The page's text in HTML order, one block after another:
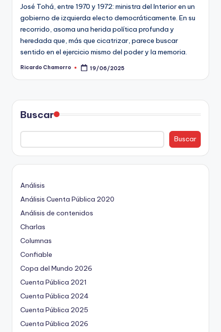
José Tohá, entre 1970 y 1972: ministra del Interior en un
gobierno de izquierda electo democráticamente. En su
recorrido, asoma una herida política profunda y
heredada que, más que cicatrizar, parece buscar
sentido en el ejercicio mismo del poder y la memoria.
Publicado
Ricardo Chamorro 19/06/2025
Buscar
Buscar
Análisis
Análisis Cuenta Pública 2020
Análisis de contenidos
Charlas
Columnas
Confiable
Copa del Mundo 2026
Cuenta Pública 2021
Cuenta Pública 2024
Cuenta Pública 2025
Cuenta Pública 2026